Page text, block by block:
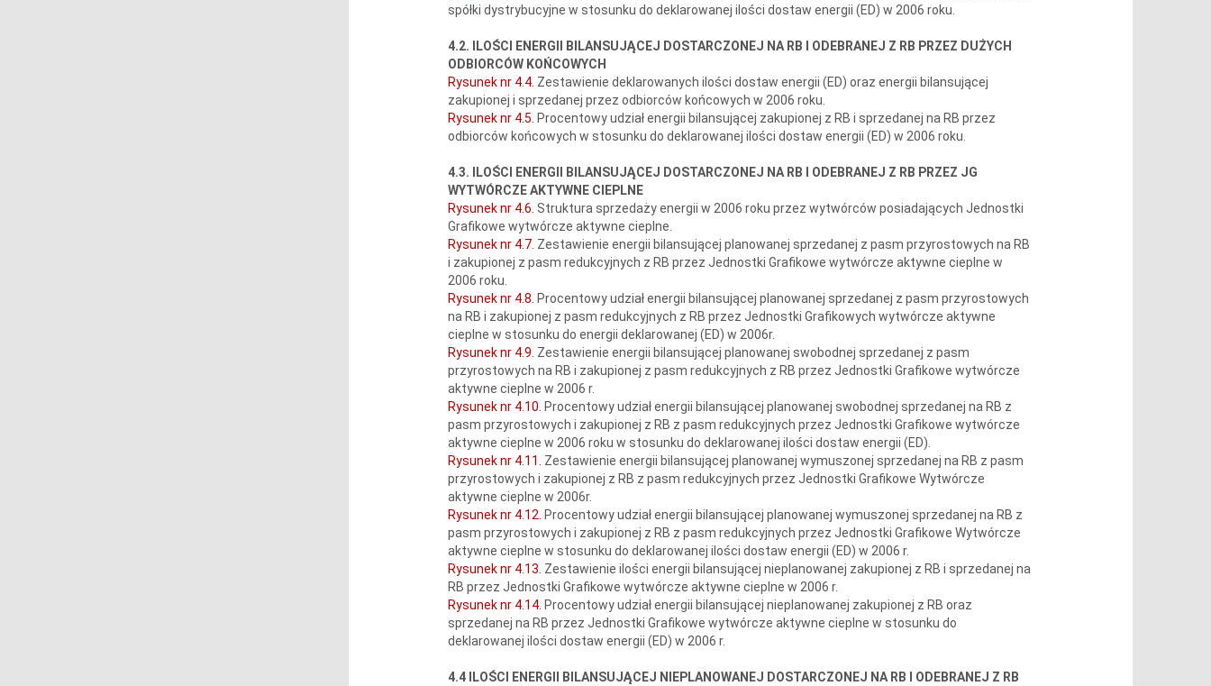
spółki dystrybucyjne w stosunku do deklarowanej ilości dostaw energii (ED) w 2006 roku.
4.2. ILOŚCI ENERGII BILANSUJĄCEJ DOSTARCZONEJ NA RB I ODEBRANEJ Z RB PRZEZ DUŻYCH
ODBIORCÓW KOŃCOWYCH
Rysunek nr 4.4. Zestawienie deklarowanych ilości dostaw energii (ED) oraz energii bilansującej
zakupionej i sprzedanej przez odbiorców końcowych w 2006 roku.
Rysunek nr 4.5. Procentowy udział energii bilansującej zakupionej z RB i sprzedanej na RB przez
odbiorców końcowych w stosunku do deklarowanej ilości dostaw energii (ED) w 2006 roku.
4.3. ILOŚCI ENERGII BILANSUJĄCEJ DOSTARCZONEJ NA RB I ODEBRANEJ Z RB PRZEZ JG
WYTWÓRCZE AKTYWNE CIEPLNE
Rysunek nr 4.6. Struktura sprzedaży energii w 2006 roku przez wytwórców posiadających Jednostki
Grafikowe wytwórcze aktywne cieplne.
Rysunek nr 4.7. Zestawienie energii bilansującej planowanej sprzedanej z pasm przyrostowych na RB
i zakupionej z pasm redukcyjnych z RB przez Jednostki Grafikowe wytwórcze aktywne cieplne w
2006 roku.
Rysunek nr 4.8. Procentowy udział energii bilansującej planowanej sprzedanej z pasm przyrostowych
na RB i zakupionej z pasm redukcyjnych z RB przez Jednostki Grafikowych wytwórcze aktywne
cieplne w stosunku do energii deklarowanej (ED) w 2006r.
Rysunek nr 4.9. Zestawienie energii bilansującej planowanej swobodnej sprzedanej z pasm
przyrostowych na RB i zakupionej z pasm redukcyjnych z RB przez Jednostki Grafikowe wytwórcze
aktywne cieplne w 2006 r.
Rysunek nr 4.10. Procentowy udział energii bilansującej planowanej swobodnej sprzedanej na RB z
pasm przyrostowych i zakupionej z RB z pasm redukcyjnych przez Jednostki Grafikowe wytwórcze
aktywne cieplne w 2006 roku w stosunku do deklarowanej ilości dostaw energii (ED).
Rysunek nr 4.11.
Zestawienie energii bilansującej planowanej wymuszonej sprzedanej na RB z pasm
przyrostowych i zakupionej z RB z pasm redukcyjnych przez Jednostki Grafikowe Wytwórcze
aktywne cieplne w 2006r.
Rysunek nr 4.12. Procentowy udział energii bilansującej planowanej wymuszonej sprzedanej na RB z
pasm przyrostowych i zakupionej z RB z pasm redukcyjnych przez Jednostki Grafikowe Wytwórcze
aktywne cieplne w stosunku do deklarowanej ilości dostaw energii (ED) w 2006 r.
Rysunek nr 4.13. Zestawienie ilości energii bilansującej nieplanowanej zakupionej z RB i sprzedanej na
RB przez Jednostki Grafikowe wytwórcze aktywne cieplne w 2006 r.
Rysunek nr 4.14. Procentowy udział energii bilansującej nieplanowanej zakupionej z RB oraz
sprzedanej na RB przez Jednostki Grafikowe wytwórcze aktywne cieplne w stosunku do
deklarowanej ilości dostaw energii (ED) w 2006 r.
4.4 ILOŚCI ENERGII BILANSUJĄCEJ NIEPLANOWANEJ DOSTARCZONEJ NA RB I ODEBRANEJ Z RB